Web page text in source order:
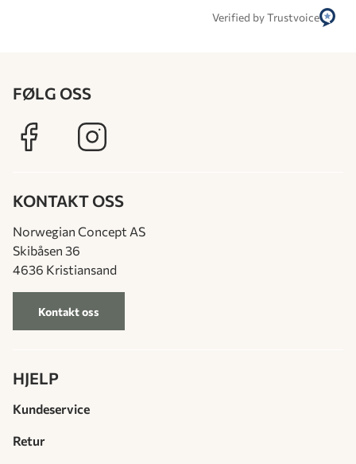
Verified by Trustvoice
FØLG OSS
KONTAKT OSS
Norwegian Concept AS
Skibåsen 36
4636 Kristiansand
Kontakt oss
HJELP
Kundeservice
Retur